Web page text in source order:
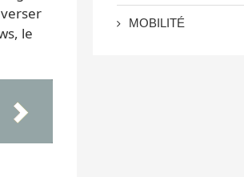
le
MOBILITÉ